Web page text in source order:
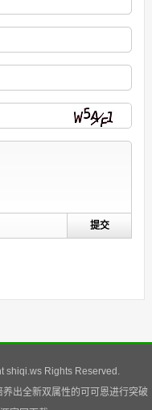
shiqi.ws Rights Reserved.
出全新双属性的可可恩进行突破